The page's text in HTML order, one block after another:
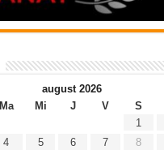
august 2026
Ma Mi J V S
1
4 5 6 7 8